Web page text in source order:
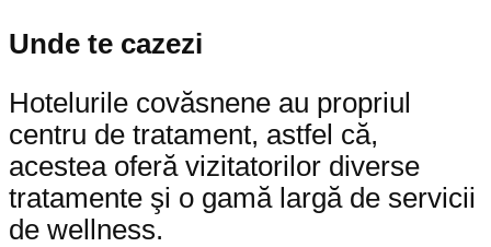
Unde te cazezi
Hotelurile covăsnene au propriul
centru de tratament, astfel că,
acestea oferă vizitatorilor diverse
tratamente şi o gamă largă de servicii
de wellness.